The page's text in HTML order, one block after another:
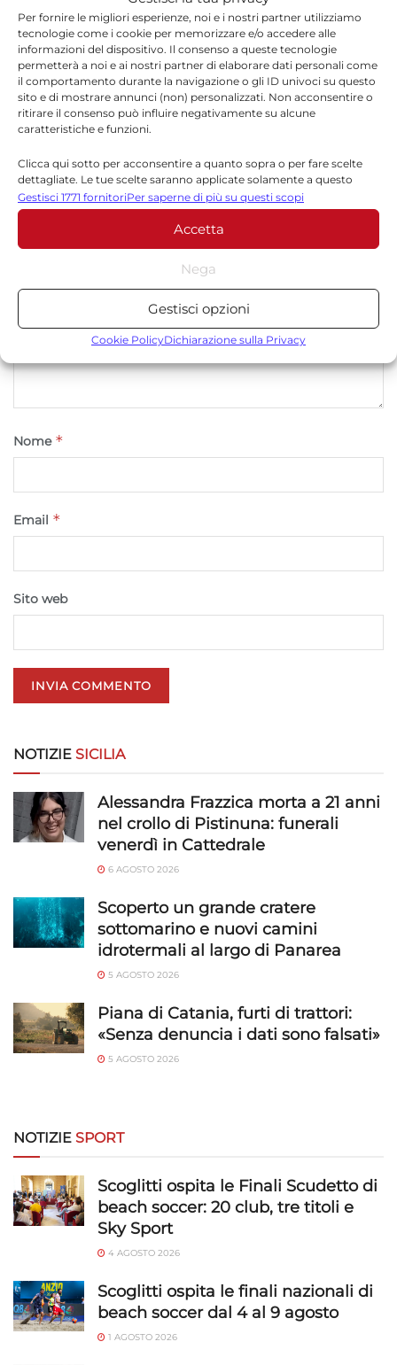
Per fornire le migliori esperienze, noi e i nostri partner utilizziamo
tecnologie come i cookie per memorizzare e/o accedere alle
informazioni del dispositivo. Il consenso a queste tecnologie
permetterà a noi e ai nostri partner di elaborare dati personali come
il comportamento durante la navigazione o gli ID univoci su questo
sito e di mostrare annunci (non) personalizzati. Non acconsentire o
ritirare il consenso può influire negativamente su alcune
caratteristiche e funzioni.
Clicca qui sotto per acconsentire a quanto sopra o per fare scelte
dettagliate. Le tue scelte saranno applicate solamente a questo
sito. È possibile modificare le impostazioni in qualsiasi momento,
compreso il ritiro del consenso, utilizzando i pulsanti della Cookie
Policy o cliccando sul pulsante di gestione del consenso nella parte
inferiore dello schermo.
Statistiche
Archiviare informazioni su dispositivo e/o accedervi, Misurare le
prestazioni degli annunci, Misurare le prestazioni dei contenuti,
combinazione di dati provenienti da fonti diverse.
Archiviare informazioni su dispositivo e/o accedervi, Utilizzare
pubblicità personalizzata, Utilizzare profili per la selezione di
dei contenuti, Utilizzare profili per la selezione di contenuti
Funzionalità Sempre attivo
Identificare i dispositivi in base alle informazioni
Utilizzare dati di geolocalizzazione precisi,
Riconoscere i dispositivi in base a informazioni
Garantire la sicurezza, prevenire e
rilevare frodi, correggere errori, Erogare
e presentare pubblicità e contenuto,
privacy.
Gestisci 1771 fornitoriPer saperne di più su questi scopi
Accetta
Nega
Gestisci opzioni
Cookie PolicyDichiarazione sulla Privacy
Lascia un commento
Il tuo indirizzo email non sarà pubblicato. I campi
obbligatori sono contrassegnati*
Nome *
Email *
Sito web
NOTIZIE SICILIA
Alessandra Frazzica morta a 21 anni
nel crollo di Pistinuna: funerali
venerdì in Cattedrale
6 AGOSTO 2026
Scoperto un grande cratere
sottomarino e nuovi camini
idrotermali al largo di Panarea
5 AGOSTO 2026
Piana di Catania, furti di trattori:
«Senza denuncia i dati sono falsati»
5 AGOSTO 2026
NOTIZIE SPORT
Scoglitti ospita le Finali Scudetto di
beach soccer: 20 club, tre titoli e
Sky Sport
4 AGOSTO 2026
Scoglitti ospita le finali nazionali di
beach soccer dal 4 al 9 agosto
1 AGOSTO 2026